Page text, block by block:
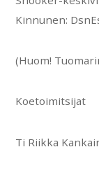
Kinnunen:
(Huom!
Koetoimitsijat
Ti Riikka